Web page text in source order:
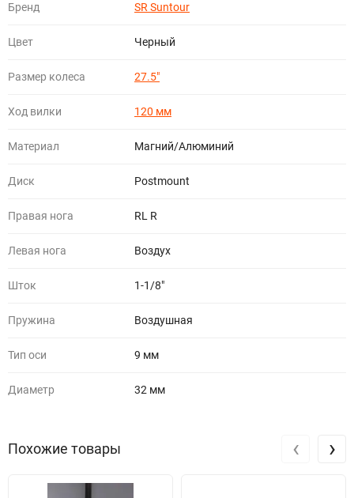
Бренд SR Suntour
Цвет Черный
Размер колеса 27.5"
Ход вилки 120 мм
Материал Магний/Алюминий
Диск Postmount
Правая нога RL R
Левая нога Воздух
Шток 1-1/8"
Пружина Воздушная
Тип оси 9 мм
Диаметр 32 мм
Похожие товары ‹ ›